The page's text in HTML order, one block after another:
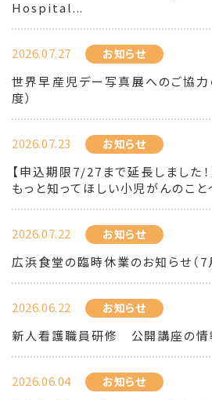
Hospital...
2026.07.27 お知らせ
世界早産児デー写真展へのご協力
度）
2026.07.23 お知らせ
【申込期限7/27まで延長しました
もっと知ってほしい小児がんのこ
2026.07.22 お知らせ
広浜食堂の臨時休業のお知らせ（7
2026.06.22 お知らせ
新人看護職員研修 公開講座の情
2026.06.04 お知らせ